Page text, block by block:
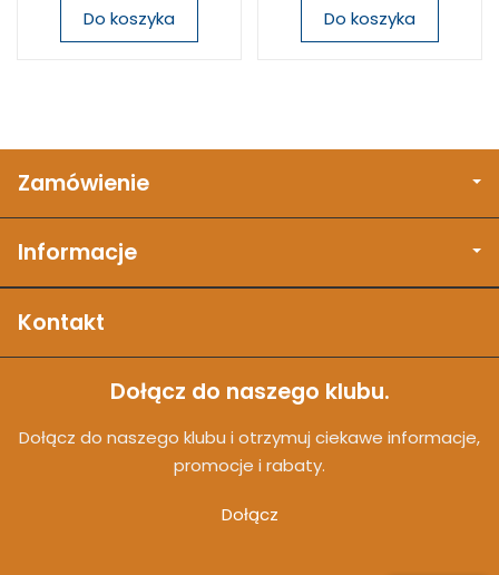
Do koszyka Do koszyka
Zamówienie
Informacje
Kontakt
Dołącz do naszego klubu.
Dołącz do naszego klubu i otrzymuj ciekawe informacje,
promocje i rabaty.
Dołącz